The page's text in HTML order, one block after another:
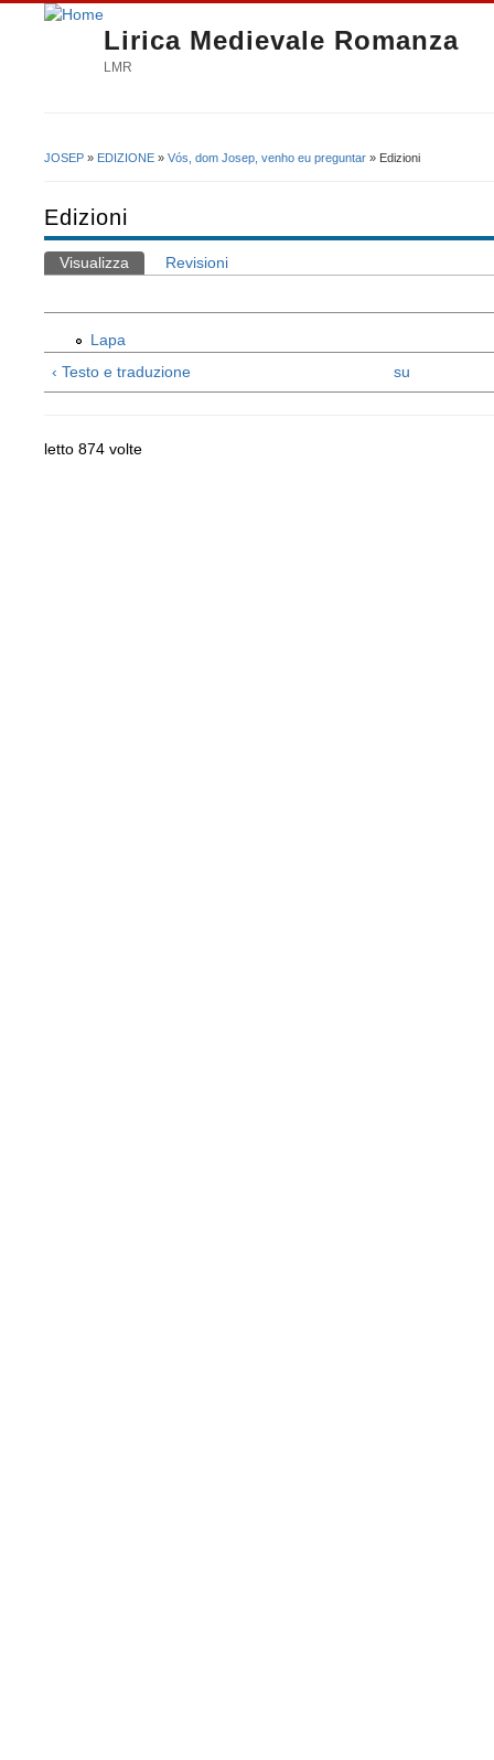
Lirica Medievale Romanza
LMR
JOSEP » EDIZIONE » Vós, dom Josep, venho eu preguntar » Edizioni
Edizioni
Schede primarie
Visualizza (scheda attiva)
Revisioni
Lapa
‹ Testo e traduzione
su
letto 874 volte